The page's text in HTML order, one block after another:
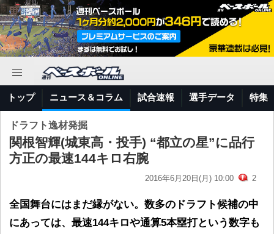
トップ ニュース＆コラム 試合速報 選手データ 特集
ドラフト逸材発掘
関根智輝(城東高・投手) “都立の星”に品行
方正の最速144キロ右腕
2016年6月20日(月) 10:00 2
全国舞台にはまだ縁がない。数多のドラフト候補の中
にあっては、最速144キロや通算5本塁打という数字も